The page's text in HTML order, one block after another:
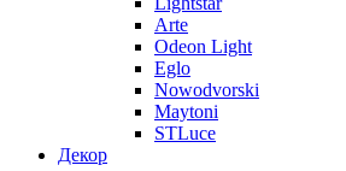
Arte
Odeon Light
Eglo
Nowodvorski
Maytoni
STLuce
Декор